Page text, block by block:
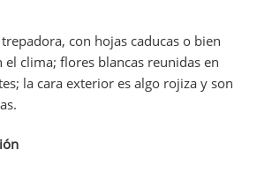
con hojas caducas o bien
el clima; flores blancas reunidas en
la cara exterior es algo rojiza y son